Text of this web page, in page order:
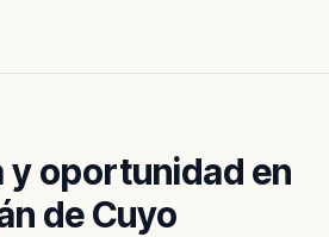
oportunidad en
de Cuyo